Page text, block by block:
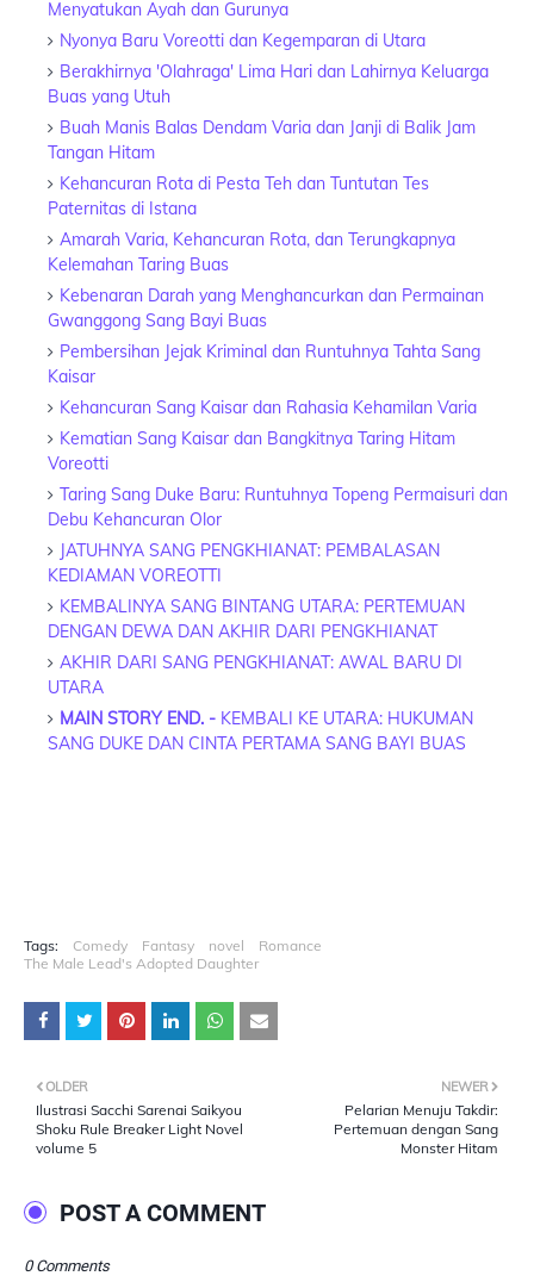
Menyatukan Ayah dan Gurunya
Nyonya Baru Voreotti dan Kegemparan di Utara
Berakhirnya 'Olahraga' Lima Hari dan Lahirnya Keluarga
Buas yang Utuh
Buah Manis Balas Dendam Varia dan Janji di Balik Jam
Tangan Hitam
Kehancuran Rota di Pesta Teh dan Tuntutan Tes
Paternitas di Istana
Amarah Varia, Kehancuran Rota, dan Terungkapnya
Kelemahan Taring Buas
Kebenaran Darah yang Menghancurkan dan Permainan
Gwanggong Sang Bayi Buas
Pembersihan Jejak Kriminal dan Runtuhnya Tahta Sang
Kaisar
Kehancuran Sang Kaisar dan Rahasia Kehamilan Varia
Kematian Sang Kaisar dan Bangkitnya Taring Hitam
Voreotti
Taring Sang Duke Baru: Runtuhnya Topeng Permaisuri dan
Debu Kehancuran Olor
JATUHNYA SANG PENGKHIANAT: PEMBALASAN
KEDIAMAN VOREOTTI
KEMBALINYA SANG BINTANG UTARA: PERTEMUAN
DENGAN DEWA DAN AKHIR DARI PENGKHIANAT
AKHIR DARI SANG PENGKHIANAT: AWAL BARU DI
UTARA
MAIN STORY END. - KEMBALI KE UTARA: HUKUMAN
SANG DUKE DAN CINTA PERTAMA SANG BAYI BUAS
Tags: Comedy Fantasy novel
Romance
The Male Lead's Adopted Daughter
NEWER
Pelarian Menuju Takdir:
Pertemuan dengan Sang
Monster Hitam
OLDER
Ilustrasi Sacchi Sarenai Saikyou
Shoku Rule Breaker Light Novel
volume 5
POST A COMMENT
0 Comments